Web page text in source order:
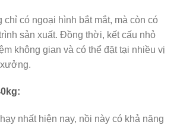
chỉ có ngoại hình bắt mắt, mà còn có
sản xuất. Đồng thời, kết cấu nhỏ
không gian và có thể đặt tại nhiều vị
nhất hiện nay, nồi này có khả năng